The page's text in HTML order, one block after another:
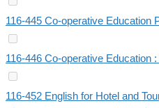
116-445 Co-operative
116-446 Co-operative Education
116-452 English for Hotel and